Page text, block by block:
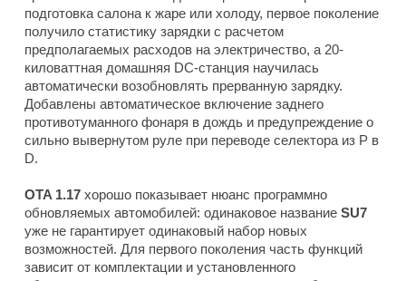
подготовка салона к жаре или холоду, первое поколение
получило статистику зарядки с расчетом
предполагаемых расходов на электричество, а 20-
киловаттная домашняя DC-станция научилась
автоматически возобновлять прерванную зарядку.
Добавлены автоматическое включение заднего
противотуманного фонаря в дождь и предупреждение о
сильно вывернутом руле при переводе селектора из P в
D.
OTA 1.17 хорошо показывает нюанс программно
обновляемых автомобилей: одинаковое название SU7
уже не гарантирует одинаковый набор новых
возможностей. Для первого поколения часть функций
зависит от комплектации и установленного